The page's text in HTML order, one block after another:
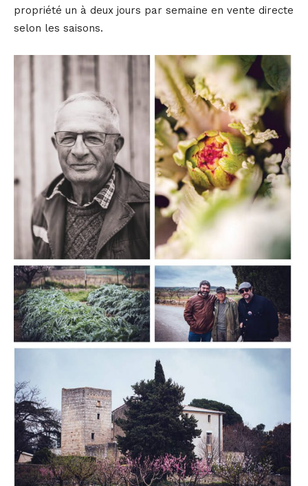
propriété un à deux jours par semaine en vente directe
selon les saisons.